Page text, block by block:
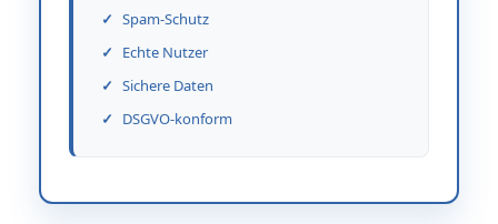
Spam-Schutz
Echte Nutzer
Sichere Daten
DSGVO-konform